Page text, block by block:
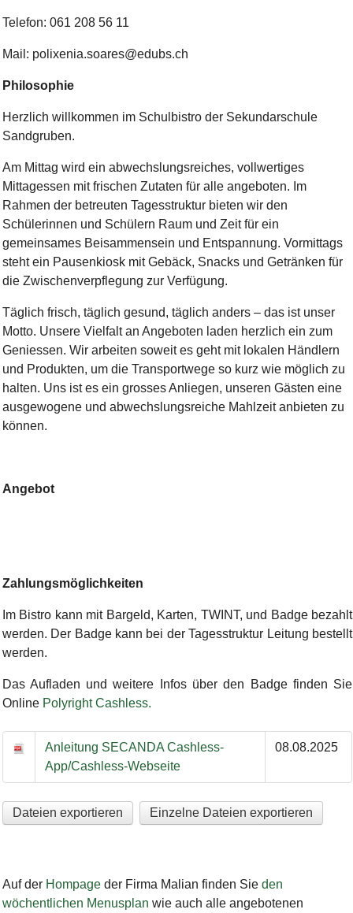
Telefon: 061 208 56 11
Mail: polixenia.soares@edubs.ch
Philosophie
Herzlich willkommen im Schulbistro der Sekundarschule
Sandgruben.
Am Mittag wird ein abwechslungsreiches, vollwertiges
Mittagessen mit frischen Zutaten für alle angeboten. Im
Rahmen der betreuten Tagesstruktur bieten wir den
Schülerinnen und Schülern Raum und Zeit für ein
gemeinsames Beisammensein und Entspannung. Vormittags
steht ein Pausenkiosk mit Gebäck, Snacks und Getränken für
die Zwischenverpflegung zur Verfügung.
Täglich frisch, täglich gesund, täglich anders – das ist unser
Motto. Unsere Vielfalt an Angeboten laden herzlich ein zum
Geniessen. Wir arbeiten soweit es geht mit lokalen Händlern
und Produkten, um die Transportwege so kurz wie möglich zu
halten. Uns ist es ein grosses Anliegen, unseren Gästen eine
ausgewogene und abwechslungsreiche Mahlzeit anbieten zu
können.
Angebot
Zahlungsmöglichkeiten
Im Bistro kann mit Bargeld, Karten, TWINT, und Badge bezahlt
werden. Der Badge kann bei der Tagesstruktur Leitung bestellt
werden.
Das Aufladen und weitere Infos über den Badge finden Sie
Online Polyright Cashless.
Anleitung SECANDA Cashless-App/Cashless-Webseite
Anleitung SECANDA Cashless-
App/Cashless-Webseite
08.08.2025
Dateien exportieren Einzelne Dateien exportieren
Auf der Hompageder Firma Malian finden Sie den
wöchentlichen Menusplan wie auch alle angebotenen